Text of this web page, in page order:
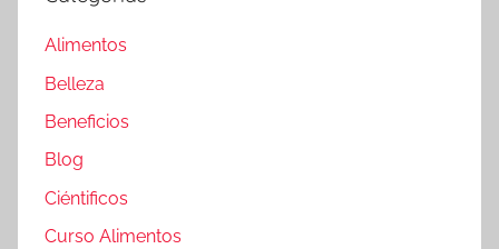
Alimentos
Belleza
Beneficios
Blog
Ciéntificos
Curso Alimentos